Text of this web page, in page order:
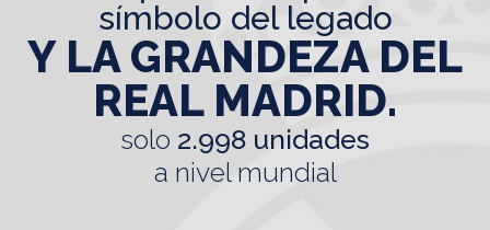
símbolo del legado
Y LA GRANDEZA DEL
REAL MADRID.
solo 2.998 unidades
a nivel mundial